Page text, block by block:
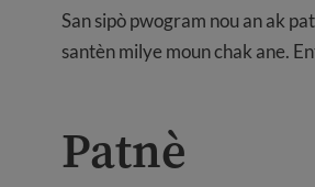
San sipò pwogram nou an ak
santèn milye moun chak ane.
Patnè